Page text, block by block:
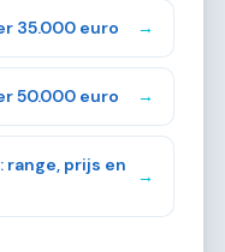
35.000 euro →
50.000 euro →
prijs en
→